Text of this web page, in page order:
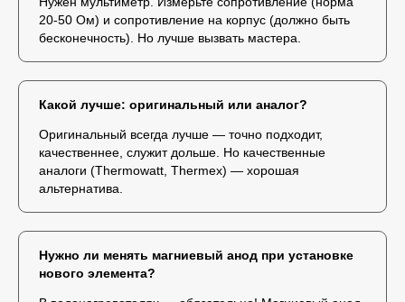
20-50 Ом) и сопротивление на корпус (должно быть
бесконечность). Но лучше вызвать мастера.
Какой лучше: оригинальный или аналог?
Оригинальный всегда лучше — точно подходит,
качественнее, служит дольше. Но качественные
аналоги (Thermowatt, Thermex) — хорошая
альтернатива.
Нужно ли менять магниевый анод при установке
нового элемента?